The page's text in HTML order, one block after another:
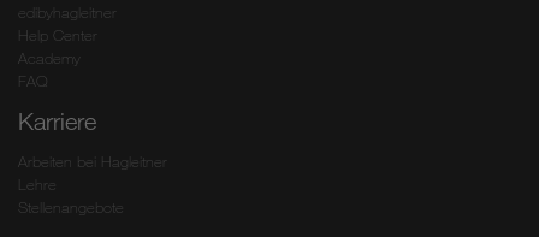
edibyhagleitner
Help Center
Academy
FAQ
Karriere
Arbeiten bei Hagleitner
Lehre
Stellenangebote